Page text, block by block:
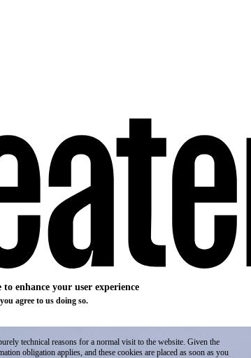
to enhance your user experience
agree to us doing so.
technical reasons for a normal visit to the website. Given the
obligation applies, and these cookies are placed as soon as you